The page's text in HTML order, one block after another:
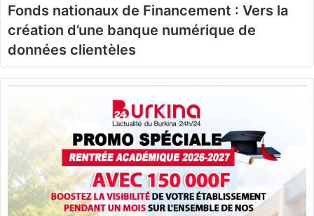
Fonds nationaux de Financement : Vers la
création d’une banque numérique de
données clientèles